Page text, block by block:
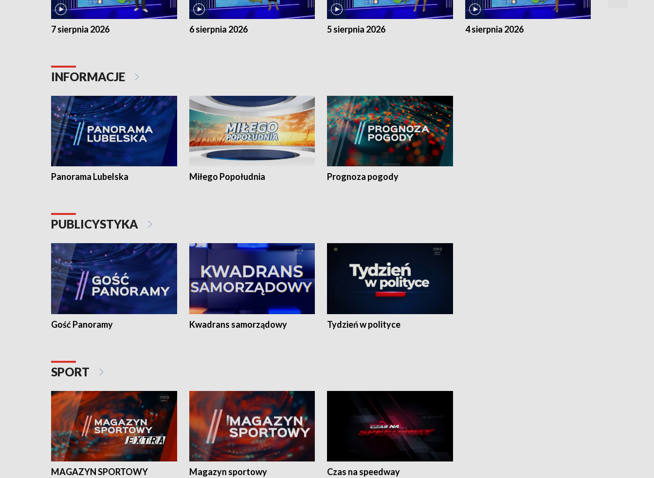
7 sierpnia 2026 6 sierpnia 2026 5 sierpnia 2026 4 sierpnia 2026
INFORMACJE
Panorama Lubelska Miłego Popołudnia Prognoza pogody
PUBLICYSTYKA
Gość Panoramy Kwadrans samorządowy Tydzień w polityce
SPORT
MAGAZYN SPORTOWY
Magazyn sportowy Czas na speedway